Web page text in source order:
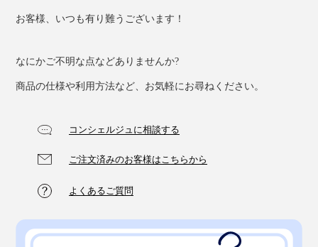
お客様、いつも有り難うございます！
なにかご不明な点などありませんか?
商品の仕様や利用方法など、お気軽にお尋ねください。
コンシェルジュに相談する
ご注文済みのお客様はこちらから
よくあるご質問